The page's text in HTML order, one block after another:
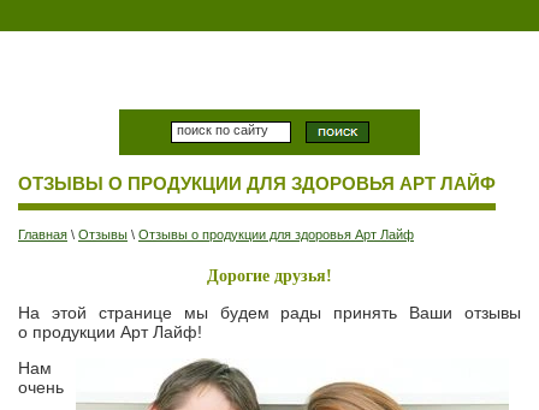
ОТЗЫВЫ О ПРОДУКЦИИ ДЛЯ ЗДОРОВЬЯ АРТ ЛАЙФ
Главная \ Отзывы \ Отзывы о продукции для здоровья Арт Лайф
Дорогие друзья!
На этой странице мы будем рады принять Ваши отзывы
о продукции Арт Лайф!
Нам
очень